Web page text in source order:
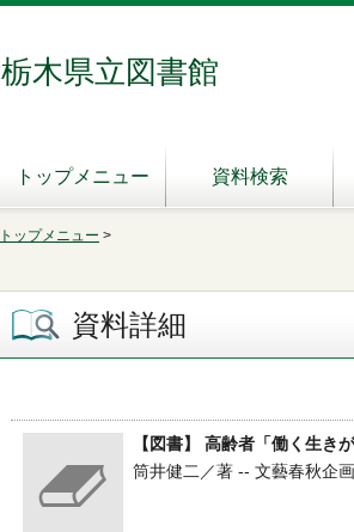
栃木県立図書館
トップメニュー 資料検索
トップメニュー >
資料詳細
【図書】 高齢者「働く生き
筒井健二／著 -- 文藝春秋企